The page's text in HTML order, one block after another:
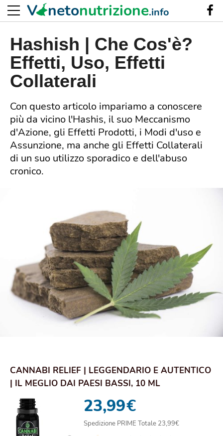
Hashish | Che Cos'è?
Effetti, Uso, Effetti
Collaterali
Con questo articolo impariamo a conoscere
più da vicino l'Hashis, il suo Meccanismo
d'Azione, gli Effetti Prodotti, i Modi d'uso e
Assunzione, ma anche gli Effetti Collaterali
di un suo utilizzo sporadico e dell'abuso
cronico.
CANNABI RELIEF | LEGGENDARIO E AUTENTICO
| IL MEGLIO DAI PAESI BASSI, 10 ML
23,99€
Spedizione PRIME Totale 23,99€
V netonutrizione.info